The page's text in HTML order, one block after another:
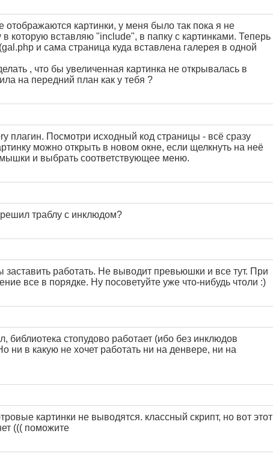
отображаются картинки, у меня было так пока я не
в которую вставляю "include", в папку с картинками. Теперь
и сама страница куда вставлена галерея в одной
, что бы увеличенная картинка не открывалась в
на передний план как у тебя ?
плагин. Посмотри исходный код страницы - всё сразу
можно открыть в новом окне, если щелкнуть на неё
и выбрать соответствующее меню.
траблу с инклюдом?
заставить работать. Не выводит превьюшки и все тут. При
все в порядке. Ну посоветуйте уже что-нибудь чтоли :)
библиотека стопудово работает (ибо без инклюдов
ни в какую не хочет работать ни на денвере, ни на
картинки не выводятся. классный скрипт, но вот этот
((( поможите